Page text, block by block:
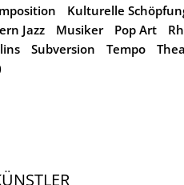
Kulturelle
Jazz Musiker Pop Art
Subversion Tempo